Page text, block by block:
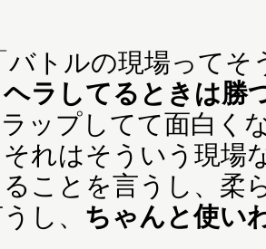
バトルの現場って
ラしてるときは勝
ラップしてて面白く
れはそういう現場
ことを言うし、柔
し、 ちゃんと使い